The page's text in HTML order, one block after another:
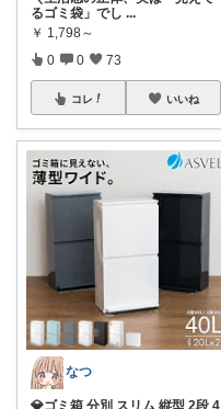
るゴミ袋」でし ...
￥ 1,798～
0 0 73
コレ いいね
なつ
💎ゴミ箱 分別 スリム 縦型 2段 4